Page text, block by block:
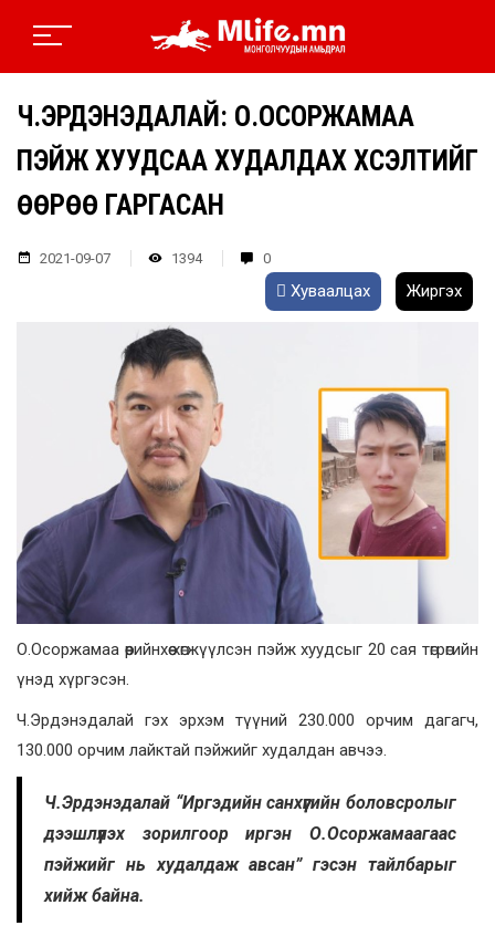
Ч.ЭРДЭНЭДАЛАЙ: О.ОСОРЖАМАА
ПЭЙЖ ХУУДСАА ХУДАЛДАХ ХҮСЭЛТИЙГ
ӨӨРӨӨ ГАРГАСАН
2021-09-07 1394 0
Хуваалцах Жиргэх
О.Осоржамаа өөрийнхөө хөгжүүлсэн пэйж хуудсыг 20 сая төгрөгийн
үнэд хүргэсэн.
Ч.Эрдэнэдалай гэх эрхэм түүний 230.000 орчим дагагч,
130.000 орчим лайктай пэйжийг худалдан авчээ.
Ч.Эрдэнэдалай “Иргэдийн санхүүгийн боловсролыг
дээшлүүлэх зорилгоор иргэн О.Осоржамаагаас
пэйжийг нь худалдаж авсан” гэсэн тайлбарыг
хийж байна.